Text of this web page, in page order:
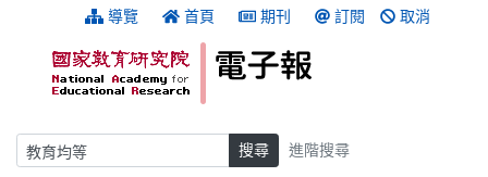
跳到主要內容 導覽 首頁 期刊 訂閱 取消
搜尋 搜尋 進階搜尋